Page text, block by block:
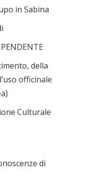
in Sabina
della
officinale
Culturale
di